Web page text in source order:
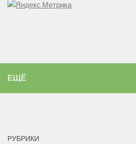
ЕЩЁ
РУБРИКИ